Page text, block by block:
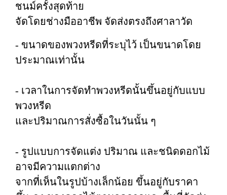
ชนม์ครั้งสุดท้าย
จัดโดยช่างมืออาชีพ จัดส่งตรงถึงศาลาวัด
- ขนาดของพวงหรีดที่ระบุไว้ เป็นขนาดโดย
ประมาณเท่านั้น
- เวลาในการจัดทำพวงหรีดนั้นขึ้นอยู่กับแบบ
พวงหรีด
และปริมาณการสั่งซื้อในวันนั้น ๆ
- รูปแบบการจัดแต่ง ปริมาณ และชนิดดอกไม้
อาจมีความแตกต่าง
จากที่เห็นในรูปบ้างเล็กน้อย ขึ้นอยู่กับราคา